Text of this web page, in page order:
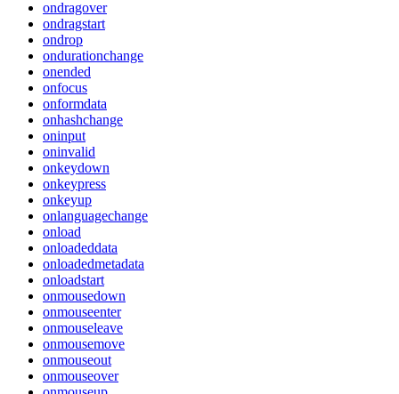
ondragover
ondragstart
ondrop
ondurationchange
onended
onfocus
onformdata
onhashchange
oninput
oninvalid
onkeydown
onkeypress
onkeyup
onlanguagechange
onload
onloadeddata
onloadedmetadata
onloadstart
onmousedown
onmouseenter
onmouseleave
onmousemove
onmouseout
onmouseover